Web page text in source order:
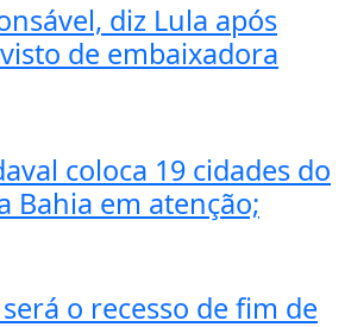
diz Lula após
de embaixadora
coloca 19 cidades do
Bahia em atenção;
o recesso de fim de